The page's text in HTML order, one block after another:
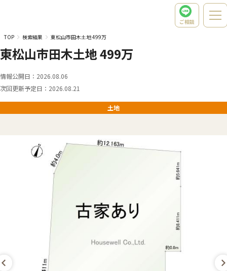
ご相談
TOP
検索結果 東松山市田木土地 499万
東松山市田木土地 499万
情報公開日： 2026.08.06
次回更新予定日： 2026.08.21
土地